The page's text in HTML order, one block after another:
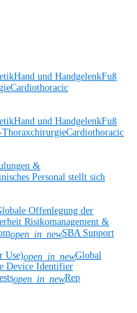
Hand und HandgelenkFuß
Cardiothoracic
Hand und HandgelenkFuß
ThoraxchirurgieCardiothoracic
&
Personal stellt sich
Offenlegung der
Risikomanagement &
open_in_newSBA Support
Use)open_in_newGlobal
Device Identifier
open_in_newRep